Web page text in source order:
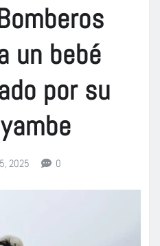
un bebé
por su
2025 0